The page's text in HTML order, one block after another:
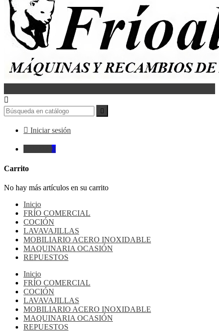


 Iniciar sesión
0
Carrito
No hay más artículos en su carrito
Inicio
FRÍO COMERCIAL
COCIÓN
LAVAVAJILLAS
MOBILIARIO ACERO INOXIDABLE
MAQUINARIA OCASIÓN
REPUESTOS
Inicio
FRÍO COMERCIAL
COCIÓN
LAVAVAJILLAS
MOBILIARIO ACERO INOXIDABLE
MAQUINARIA OCASIÓN
REPUESTOS